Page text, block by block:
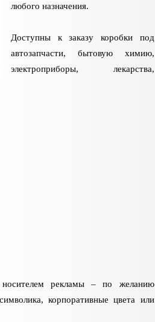
любого назначения.
Доступны к заказу коробки под
автозапчасти, бытовую химию,
электроприборы, лекарства,
рекламы – по желанию
корпоративные цвета или